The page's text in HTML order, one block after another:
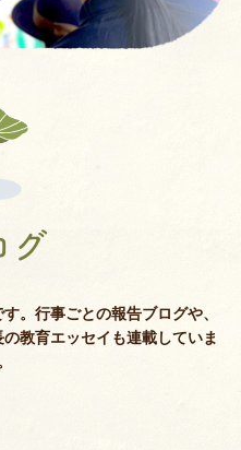
グ
。行事ごとの報告ブログや、
教育エッセイも連載していま